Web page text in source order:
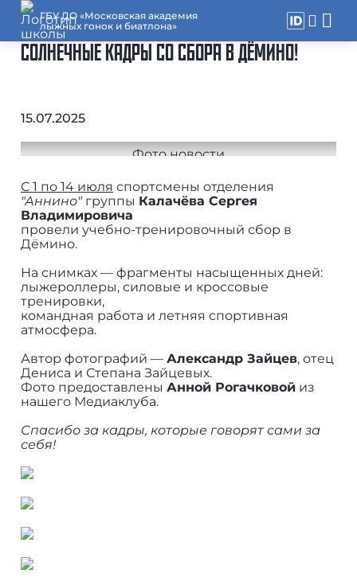
ГБУ ДО «Московская академия
лыжных гонок и биатлона»
СОЛНЕЧНЫЕ КАДРЫ СО СБОРА В ДЁМИНО!
15.07.2025
С 1 по 14 июля спортсмены отделения
"Аннино" группы Калачёва Сергея
Владимировича
провели учебно-тренировочный сбор в
Дёмино.
На снимках — фрагменты насыщенных дней:
лыжероллеры, силовые и кроссовые
тренировки,
командная работа и летняя спортивная
атмосфера.
Автор фотографий —Александр Зайцев, отец
Дениса и Степана Зайцевых.
Фото предоставленыАнной Рогачковой из
нашего Медиаклуба.
Спасибо за кадры, которые говорят сами за
себя!